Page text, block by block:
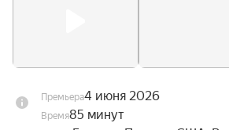
Премьера4 июня 2026
Время85 минут